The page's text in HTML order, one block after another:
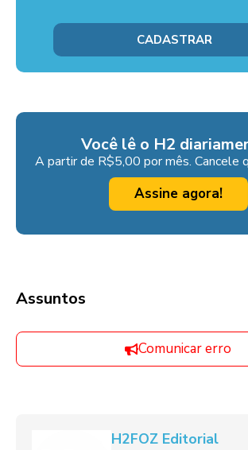
Você lê o H2
A partir de R$5,00 por mês. Cancele
Assine agora!
Assuntos
Comunicar erro
H2FOZ Editorial